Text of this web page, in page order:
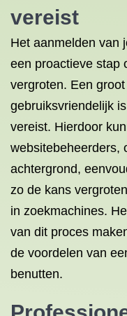
vereist
Het aanmelden van
een proactieve stap
vergroten. Een
gebruiksvriendelijk
vereist. Hierdoor
websitebeheerders,
achtergrond,
zo de kans
in zoekmachines.
van dit proces
de voordelen van
benutten.